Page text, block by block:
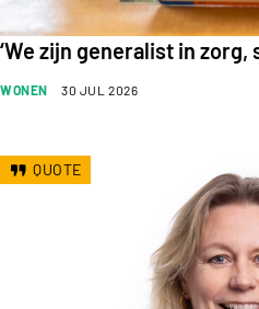
WONEN 30 JUL 2026
‘We zijn generalist in zorg,
QUOTE